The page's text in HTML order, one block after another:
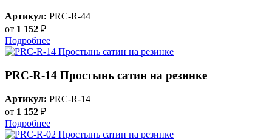
Артикул: PRC-R-44
от 1 152 ₽
Подробнее
PRC-R-14 Простынь сатин на резинке
Артикул: PRC-R-14
от 1 152 ₽
Подробнее